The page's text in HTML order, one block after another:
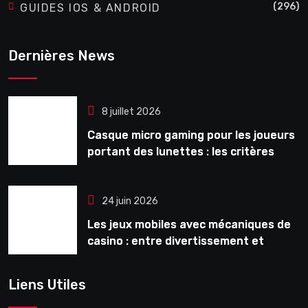
GUIDES IOS & ANDROID (296)
Dernières News
8 juillet 2026
Casque micro gaming pour les joueurs
portant des lunettes : les critères
24 juin 2026
Les jeux mobiles avec mécaniques de
casino : entre divertissement et
Liens Utiles